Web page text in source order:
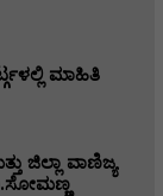
ಮಾಹಿತಿ
ಜಿಲ್ಲಾ ವಾಣಿಜ್ಯ